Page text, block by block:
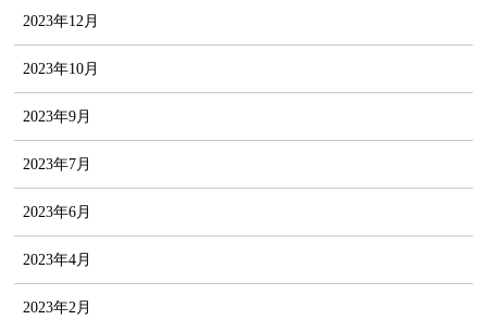
2023年12月
2023年10月
2023年9月
2023年7月
2023年6月
2023年4月
2023年2月